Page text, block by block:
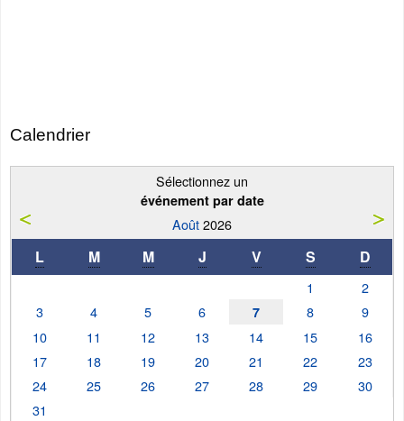
Calendrier
Sélectionnez un
événement par date
Août2026
L M M J V S D
1
2
3
4 5 6 7 8
9
10
11 12 13 14 15
16
17
18 19 20 21 22
23
24
25 26 27 28 29
30
31